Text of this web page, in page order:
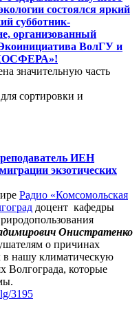
состоялся яркий
субботник-
организованный
ВолГУ и
значительную часть
сортировки и
ИЕН
экзотических
Радио «Комсомольская
доцент кафедры
Онистратенко
о причинах
в нашу климатическую
Волгограда, которые
3195